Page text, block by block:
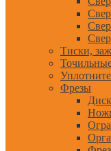
Тиски,
Фрезы